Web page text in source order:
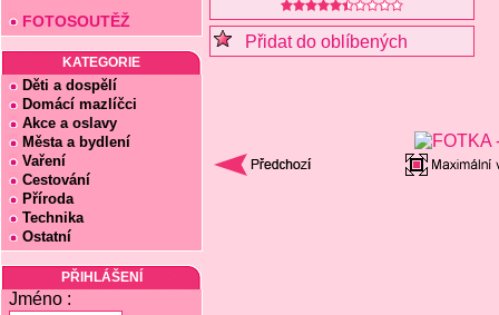
FOTOSOUTĚŽ
KATEGORIE
Děti a dospělí
Domácí mazlíčci
Akce a oslavy
Města a bydlení
Vaření
Cestování
Příroda
Technika
Ostatní
PŘIHLÁŠENÍ
Jméno :
Přidat do oblíbených